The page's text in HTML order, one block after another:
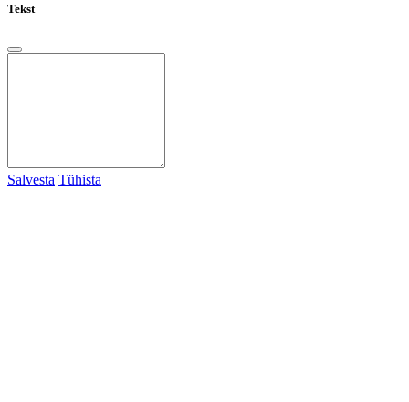
Tekst
Salvesta Tühista